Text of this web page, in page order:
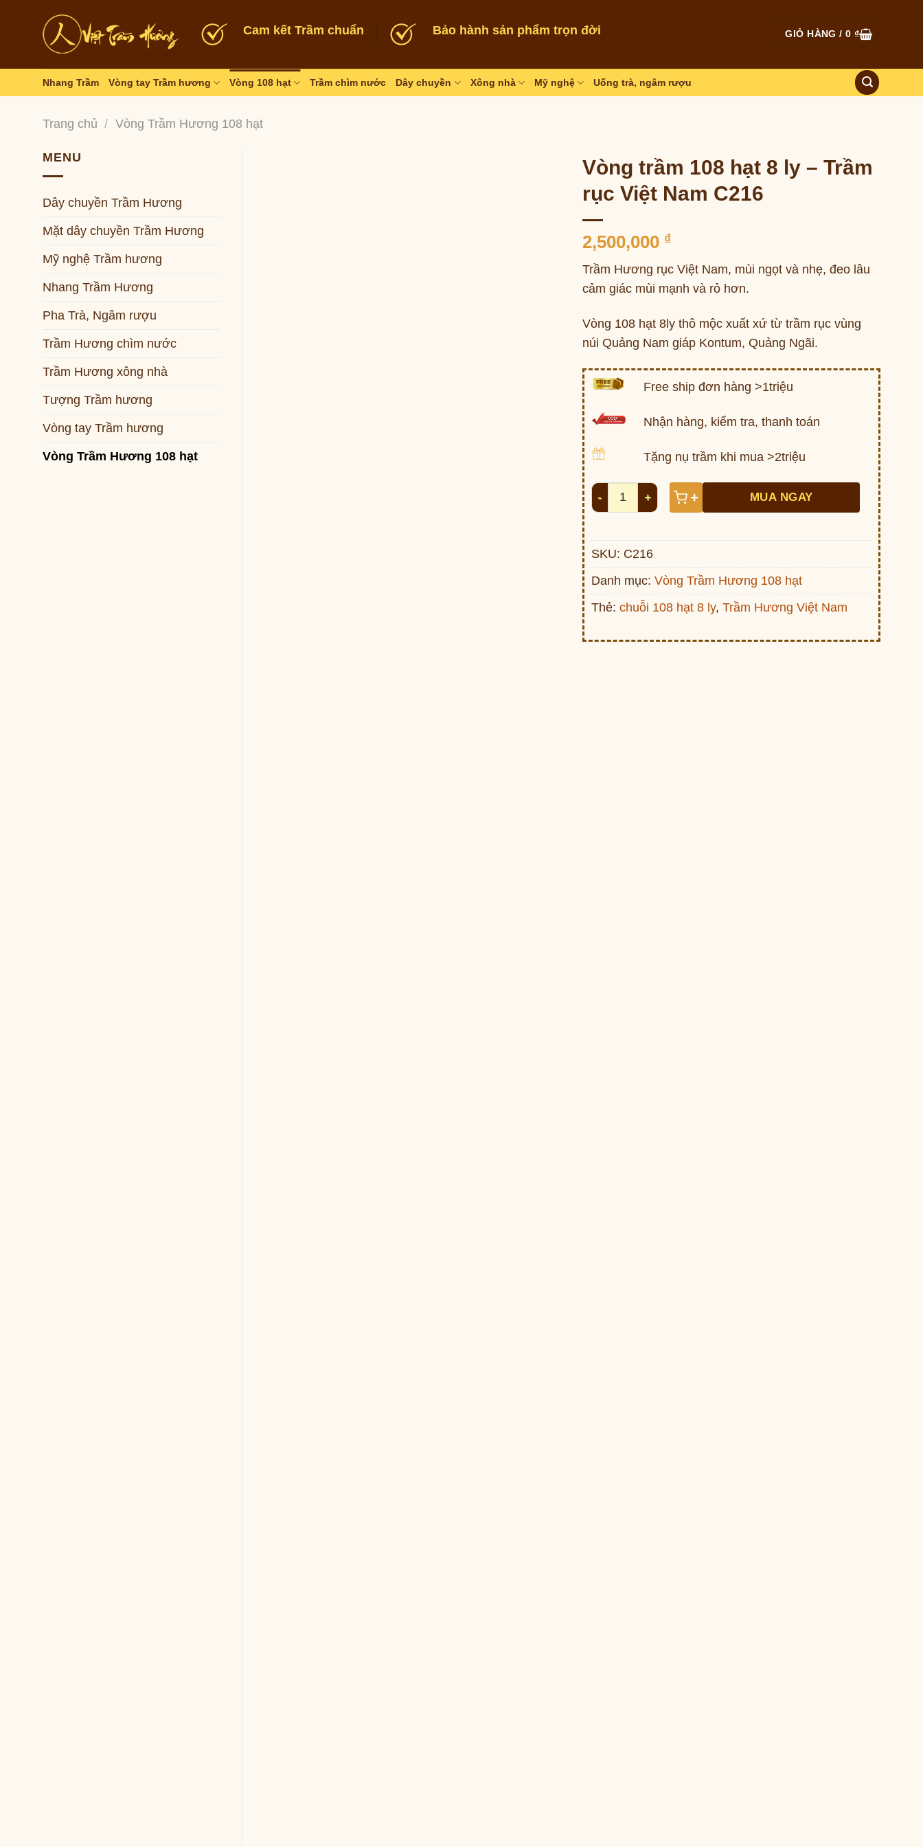
Cam kết Trầm chuẩn Bảo hành sản phẩm trọn đời GIỎ HÀNG /0 ₫
Nhang Trầm Vòng tay Trầm hương Vòng 108 hạt Trầm chìm nước Dây chuyền Xông nhà Mỹ nghệ Uống trà, ngâm rượu
Trang chủ / Vòng Trầm Hương 108 hạt
MENU
Dây chuyền Trầm Hương
Mặt dây chuyền Trầm Hương
Mỹ nghệ Trầm hương
Nhang Trầm Hương
Pha Trà, Ngâm rượu
Trầm Hương chìm nước
Trầm Hương xông nhà
Tượng Trầm hương
Vòng tay Trầm hương
Vòng Trầm Hương 108 hạt
Vòng trầm 108 hạt 8 ly – Trầm
rục Việt Nam C216
2,500,000 ₫
Trầm Hương rục Việt Nam, mùi ngọt và nhẹ, đeo lâu
cảm giác mùi mạnh và rỏ hơn.
Vòng 108 hạt 8ly thô mộc xuất xứ từ trầm rục vùng
núi Quảng Nam giáp Kontum, Quảng Ngãi.
Free ship đơn hàng >1triệu
Nhận hàng, kiểm tra, thanh toán
Tặng nụ trầm khi mua >2triệu
Vòng trầm 108 hạt 8 ly - Trầm rục Việt Nam C216 số lượng
+ MUA NGAY
SKU: C216
Danh mục: Vòng Trầm Hương 108 hạt
Thẻ: chuỗi 108 hạt 8 ly, Trầm Hương Việt Nam